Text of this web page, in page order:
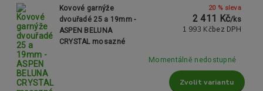
Kovové garnýže
dvouřadé 25 a 19mm -
ASPEN BELUNA
CRYSTAL mosazné
20 % sleva
2 411 Kč/ks
1 993 Kč bez DPH
Momentálně nedostupné
Zvolit variantu